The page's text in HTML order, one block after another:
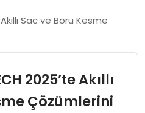
Sac ve Boru Kesme
2025’te Akıllı
Çözümlerini